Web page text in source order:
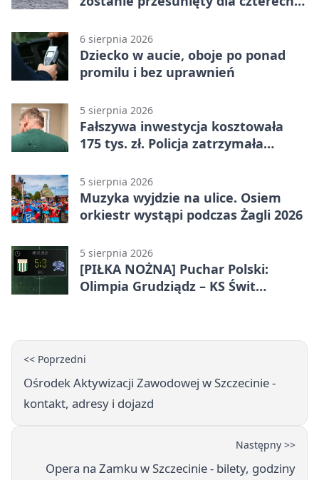
6 sierpnia 2026
Dziecko w aucie, oboje po ponad
promilu i bez uprawnień
5 sierpnia 2026
Fałszywa inwestycja kosztowała
175 tys. zł. Policja zatrzymała
5 sierpnia 2026
Muzyka wyjdzie na ulice. Osiem
orkiestr wystąpi podczas Żagli 2026
5 sierpnia 2026
[PIŁKA NOŻNA] Puchar Polski:
Olimpia Grudziądz – KS Świt
<< Poprzedni
Ośrodek Aktywizacji Zawodowej w Szczecinie -
kontakt, adresy i dojazd
Następny >>
Opera na Zamku w Szczecinie - bilety, godziny